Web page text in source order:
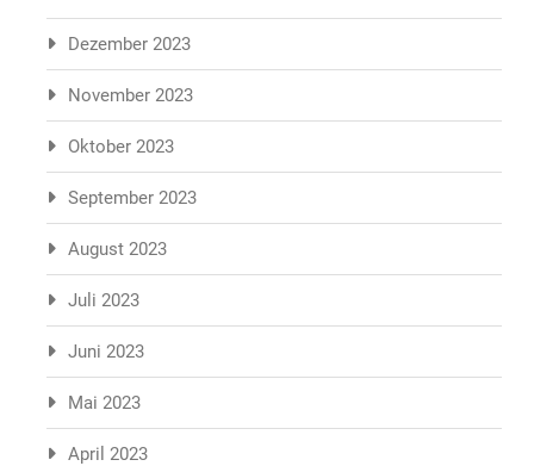
Dezember 2023
November 2023
Oktober 2023
September 2023
August 2023
Juli 2023
Juni 2023
Mai 2023
April 2023